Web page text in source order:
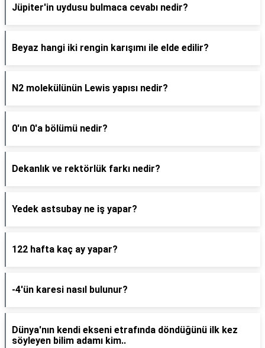
Jüpiter'in uydusu bulmaca cevabı nedir?
Beyaz hangi iki rengin karışımı ile elde edilir?
N2 molekülünün Lewis yapısı nedir?
0'ın 0'a bölümü nedir?
Dekanlık ve rektörlük farkı nedir?
Yedek astsubay ne iş yapar?
122 hafta kaç ay yapar?
-4'ün karesi nasıl bulunur?
Dünya'nın kendi ekseni etrafında döndüğünü ilk kez
söyleyen bilim adamı kim..